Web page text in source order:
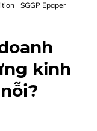
SGGP Epaper
kinh